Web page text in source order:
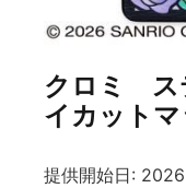
クロミ ス
イカットマ
提供開始日: